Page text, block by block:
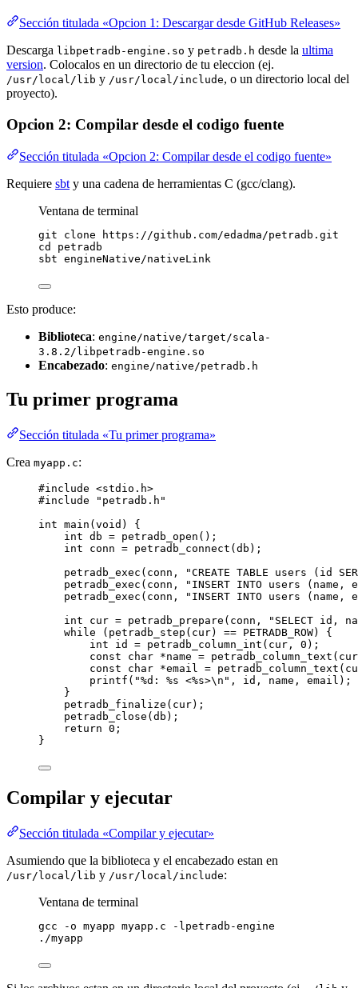
Sección titulada «Opcion 1: Descargar desde GitHub Releases»
Descarga libpetradb-engine.so y petradb.h desde la ultima
version. Colocalos en un directorio de tu eleccion (ej.
/usr/local/lib y /usr/local/include, o un directorio local del
proyecto).
Opcion 2: Compilar desde el codigo fuente
Sección titulada «Opcion 2: Compilar desde el codigo fuente»
Requiere sbt y una cadena de herramientas C (gcc/clang).
Ventana de terminal
git clone
https://github.com/edadma/petradb.git
cd
petradb
sbt engineNative/nativeLink
Esto produce:
Biblioteca: engine/native/target/scala-
3.8.2/libpetradb-engine.so
Encabezado: engine/native/petradb.h
Tu primer programa
Sección titulada «Tu primer programa»
Crea myapp.c:
#include <stdio.h>
#include
" petradb.h "
int main ( void ) {
int db = petradb_open() ;
int conn = petradb_connect(db) ;
petradb_exec(conn,
"CREATE TABLE users (id
petradb_exec(conn,
" INSERT INTO users
petradb_exec(conn,
" INSERT INTO users (name,
int cur = petradb_prepare(conn, " SELECT id,
while ( petradb_step(cur) == PETRADB_ROW) {
int id = petradb_column_int(cur, 0 ) ;
const
char *name =
const
char *email =
printf( "%d : %s <%s>\n " , id, name, email) ;
}
petradb_finalize(cur) ;
petradb_close(db) ;
return 0 ;
}
Compilar y ejecutar
Sección titulada «Compilar y ejecutar»
Asumiendo que la biblioteca y el encabezado estan en
/usr/local/lib y /usr/local/include:
Ventana de terminal
gcc -o myapp myapp.c
-lpetradb-engine
./myapp